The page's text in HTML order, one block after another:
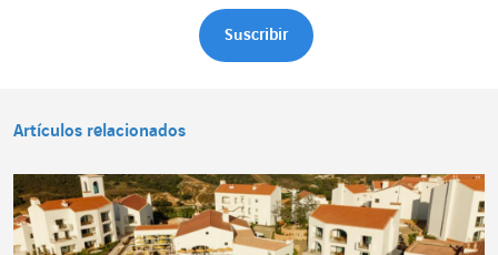
Artículos relacionados